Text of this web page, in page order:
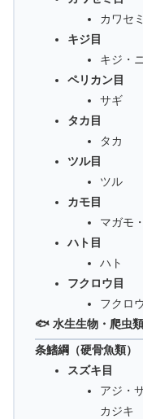
カワセミ
キジ目
キジ・
ペリカン目
サギ
タカ目
タカ
ツル目
ツル
カモ目
マガモ
ハト目
ハト
フクロウ目
フクロウ
🐟 水生生物・爬虫
条鰭綱（硬骨魚類）
スズキ目
アジ・
カジキ